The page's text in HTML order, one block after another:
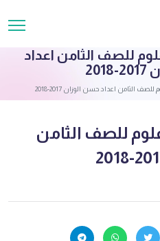
للصف الثامن اعداد
الثامن اعداد حسن الوزان 2017-2018
للصف الثامن